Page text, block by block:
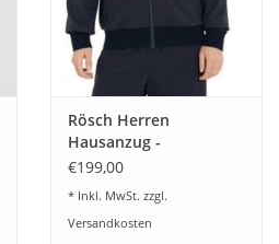
Rösch Herren
Hausanzug -
Freizeitanzug Herren-
€199,00
* Inkl. MwSt. zzgl.
Versandkosten